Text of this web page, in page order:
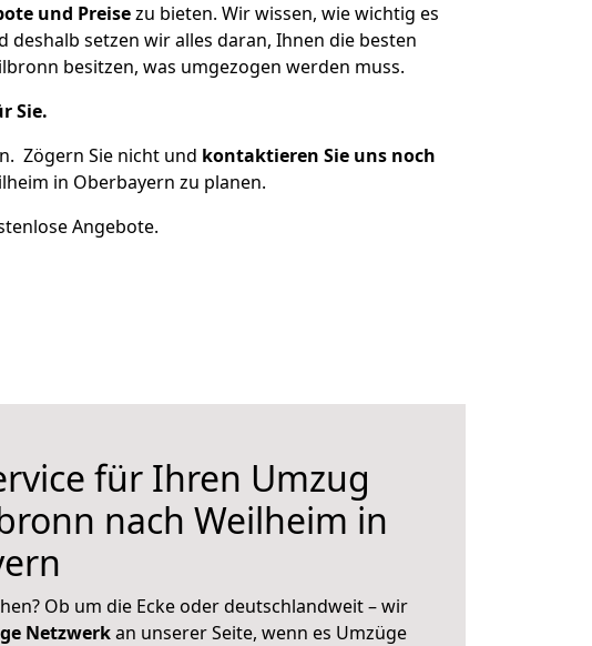
und Preisezu bieten. Wir wissen, wie wichtig es
setzen wir alles daran, Ihnen die besten
besitzen, was umgezogen werden muss.
Sie.
Zögern Sie nicht und kontaktieren Sie uns noch
in Oberbayern zu planen.
Angebote.
für Ihren Umzug
nach Weilheim in
Ob um die Ecke oder deutschlandweit – wir
Netzwerkan unserer Seite, wenn es Umzüge